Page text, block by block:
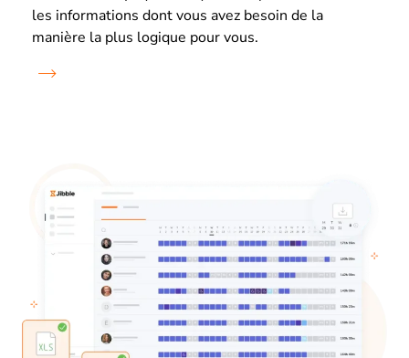
les informations dont vous avez besoin de la
manière la plus logique pour vous.